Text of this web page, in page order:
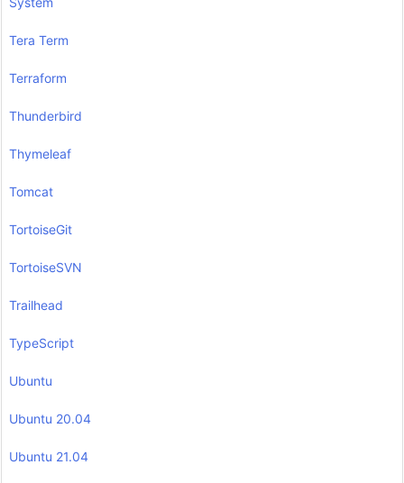
Tera Term
Terraform
Thunderbird
Thymeleaf
Tomcat
TortoiseGit
TortoiseSVN
Trailhead
TypeScript
Ubuntu
Ubuntu 20.04
Ubuntu 21.04